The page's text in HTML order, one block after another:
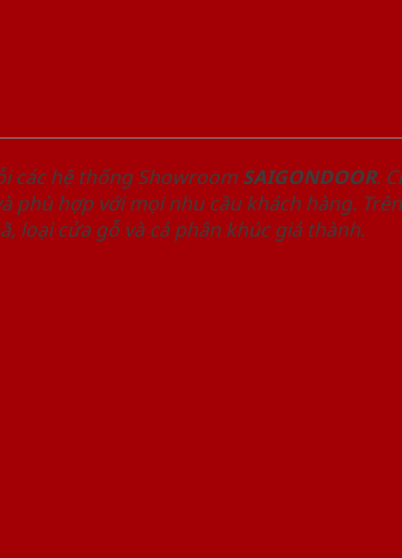
các hệ thống Showroom SAIGONDOOR.
hợp với mọi nhu cầu khách hàng.
loại cửa gỗ và cả phân khúc giá thành.